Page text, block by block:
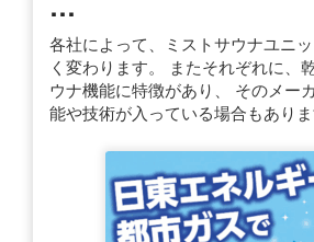
各社によって、ミストサウナユニ
く変わります。 またそれぞれに、
ウナ機能に特徴があり、 そのメー
能や技術が入っている場合もありま